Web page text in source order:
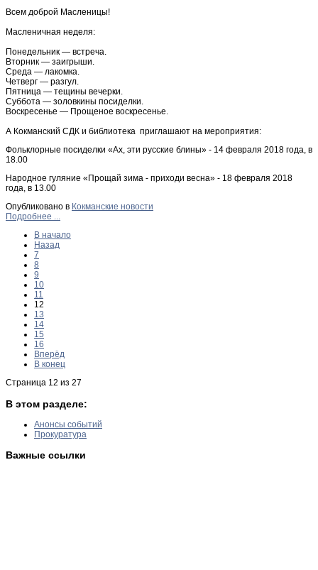
Всем доброй Масленицы!
Масленичная неделя:
Понедельник — встреча.
Вторник — заигрыши.
Среда — лакомка.
Четверг — разгул.
Пятница — тещины вечерки.
Суббота — золовкины посиделки.
Воскресенье — Прощеное воскресенье.
А Кокманский СДК и библиотека приглашают на мероприятия:
Фольклорные посиделки «Ах, эти русские блины» - 14 февраля 2018 года, в
18.00
Народное гуляние «Прощай зима - приходи весна» - 18 февраля 2018
года, в 13.00
Опубликовано в Кокманские новости
Подробнее ...
В начало
Назад
7
8
9
10
11
12
13
14
15
16
Вперёд
В конец
Страница 12 из 27
В этом разделе:
Анонсы событий
Прокуратура
Важные ссылки